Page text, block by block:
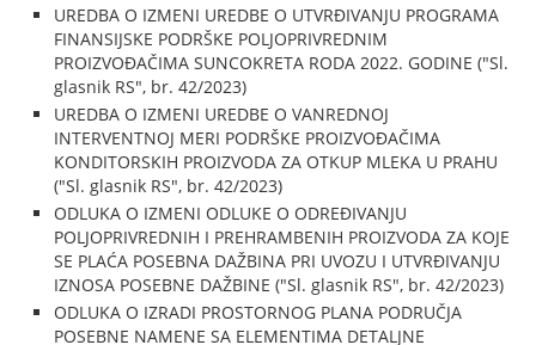
UREDBA O IZMENI UREDBE O UTVRĐIVANJU PROGRAMA
FINANSIJSKE PODRŠKE POLJOPRIVREDNIM
PROIZVOĐAČIMA SUNCOKRETA RODA 2022. GODINE ("Sl.
glasnik RS", br. 42/2023)
UREDBA O IZMENI UREDBE O VANREDNOJ
INTERVENTNOJ MERI PODRŠKE PROIZVOĐAČIMA
KONDITORSKIH PROIZVODA ZA OTKUP MLEKA U PRAHU
("Sl. glasnik RS", br. 42/2023)
ODLUKA O IZMENI ODLUKE O ODREĐIVANJU
POLJOPRIVREDNIH I PREHRAMBENIH PROIZVODA ZA KOJE
SE PLAĆA POSEBNA DAŽBINA PRI UVOZU I UTVRĐIVANJU
IZNOSA POSEBNE DAŽBINE ("Sl. glasnik RS", br. 42/2023)
ODLUKA O IZRADI PROSTORNOG PLANA PODRUČJA
POSEBNE NAMENE SA ELEMENTIMA DETALJNE